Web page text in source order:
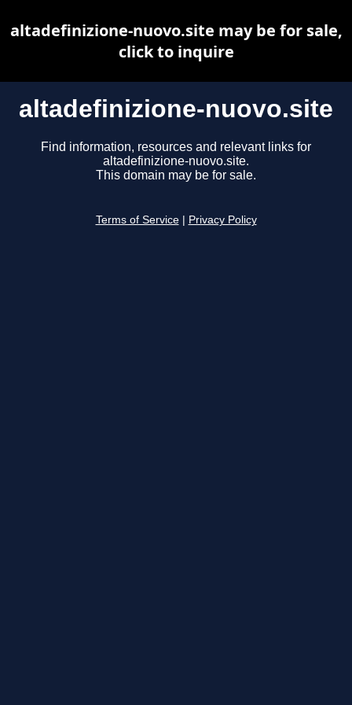
altadefinizione-nuovo.site
Find information, resources and relevant links for
altadefinizione-nuovo.site.
This domain may be for sale.
Terms of Service Privacy Policy
altadefinizione-nuovo.site may be for sale,
click to inquire